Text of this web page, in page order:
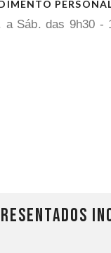
a Sáb. das 9h30 -